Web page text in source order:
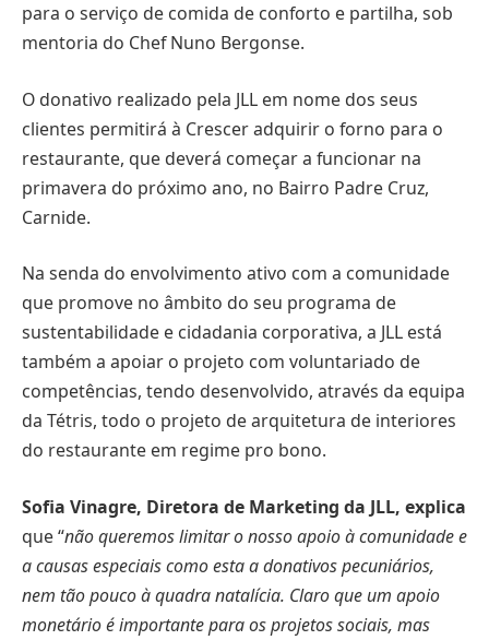
para o serviço de comida de conforto e partilha, sob
mentoria do Chef Nuno Bergonse.
O donativo realizado pela JLL em nome dos seus
clientes permitirá à Crescer adquirir o forno para o
restaurante, que deverá começar a funcionar na
primavera do próximo ano, no Bairro Padre Cruz,
Carnide.
Na senda do envolvimento ativo com a comunidade
que promove no âmbito do seu programa de
sustentabilidade e cidadania corporativa, a JLL está
também a apoiar o projeto com voluntariado de
competências, tendo desenvolvido, através da equipa
da Tétris, todo o projeto de arquitetura de interiores
do restaurante em regime pro bono.
Sofia Vinagre, Diretora de Marketing da JLL, explica
que “não queremos limitar o nosso apoio à comunidade e
a causas especiais como esta a donativos pecuniários,
nem tão pouco à quadra natalícia. Claro que um apoio
monetário é importante para os projetos sociais, mas